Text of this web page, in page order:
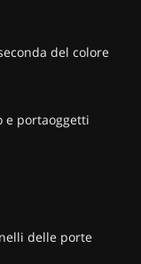
del colore
e portaoggetti
delle porte